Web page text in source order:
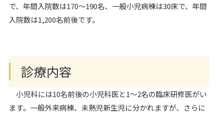
で、年間入院数は170～190名、一般小児病棟は30床で、年間
入院数は1,200名前後です。
診療内容
小児科には10名前後の小児科医と1～2名の臨床研修医がい
ます。一般外来病棟、未熟児新生児に分かれますが、さらに